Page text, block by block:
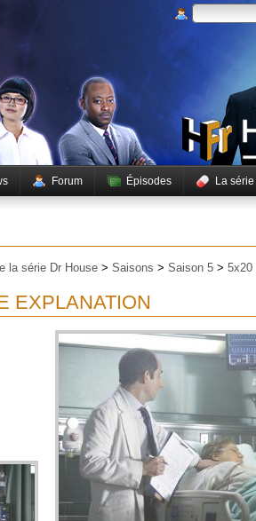
Forum Épisodes La série
la série Dr House > Saisons > Saison 5 > 5x20
EXPLANATION